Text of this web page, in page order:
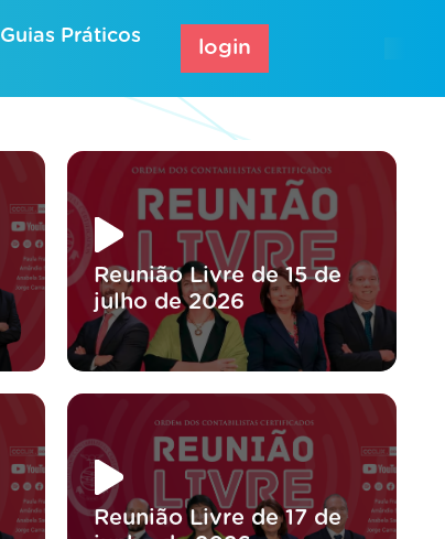
Guias Práticos
login
Reunião Livre de 15 de
julho de 2026
Reunião Livre de 17 de